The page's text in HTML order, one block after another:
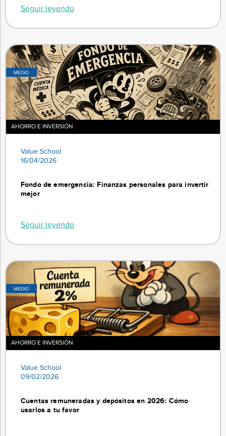
Seguir leyendo
MEDIO
AHORRO E INVERSIÓN
Value School
16/04/2026
Fondo de emergencia: Finanzas personales para invertir
mejor
Seguir leyendo
MEDIO
AHORRO E INVERSIÓN
Value School
09/02/2026
Cuentas remuneradas y depósitos en 2026: Cómo
usarlos a tu favor